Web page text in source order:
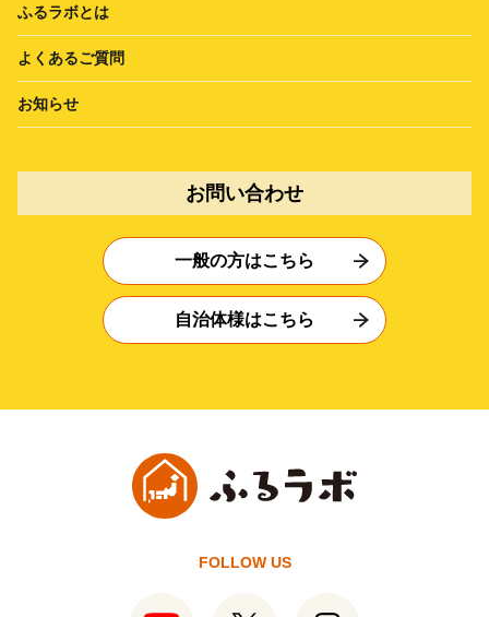
ふるラボとは
よくあるご質問
お知らせ
お問い合わせ
一般の方はこちら
自治体様はこちら
FOLLOW US